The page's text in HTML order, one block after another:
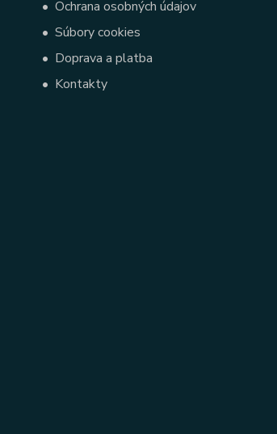
• Ochrana osobných údajov
• Súbory cookies
• Doprava a platba
• Kontakty